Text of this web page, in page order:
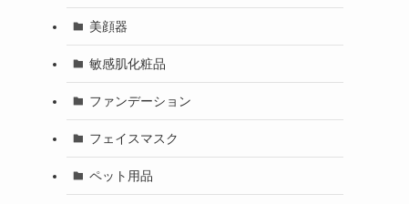
美顔器
敏感肌化粧品
ファンデーション
フェイスマスク
ペット用品